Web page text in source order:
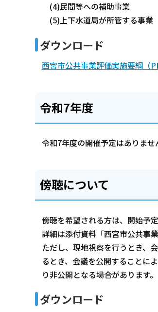
(4)民間等への補助事業
(5)上下水道局が所管する事業
ダウンロード
西宮市公共事業評価実施要綱（
令和7年度
令和7年度の開催予定はありませ
傍聴について
傍聴を希望される方は、開始予
詳細は添付資料「西宮市公共事
ただし、現地視察を行うとき、
るとき、会議を公開することに
り非公開となる場合があります。
ダウンロード